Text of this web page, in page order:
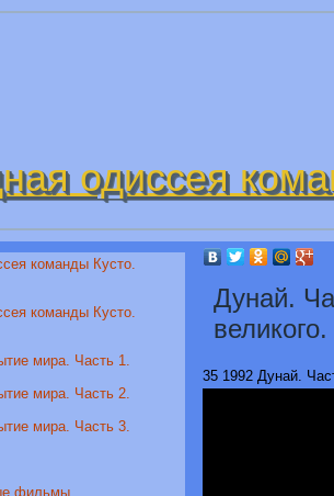
одиссея
команды Кусто.
команды Кусто.
мира. Часть 1.
мира. Часть 2.
мира. Часть 3.
фильмы
Дунай.
великого.
35 1992 Дунай.